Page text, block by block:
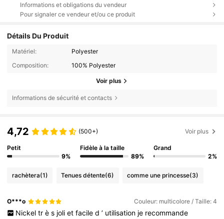
Informations et obligations du vendeur
Pour signaler ce vendeur et/ou ce produit
Détails Du Produit
Matériel:
Polyester
Composition:
100% Polyester
Voir plus
Informations de sécurité et contacts
4,72 (500+) Voir plus
Petit
9%
Fidèle à la taille
89%
Grand
2%
rachètera(1) Tenues détente(6) comme une princesse(3)
O***o Couleur: multicolore / Taille: 4
Nickel tr è s joli et facile d ’ utilisation je recommande